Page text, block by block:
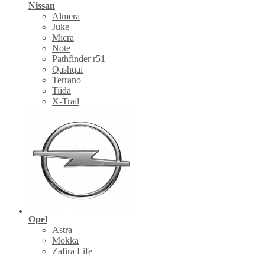
Nissan
Almera
Juke
Micra
Note
Pathfinder r51
Qashqai
Terrano
Tiida
X-Trail
Opel
Astra
Mokka
Zafira Life